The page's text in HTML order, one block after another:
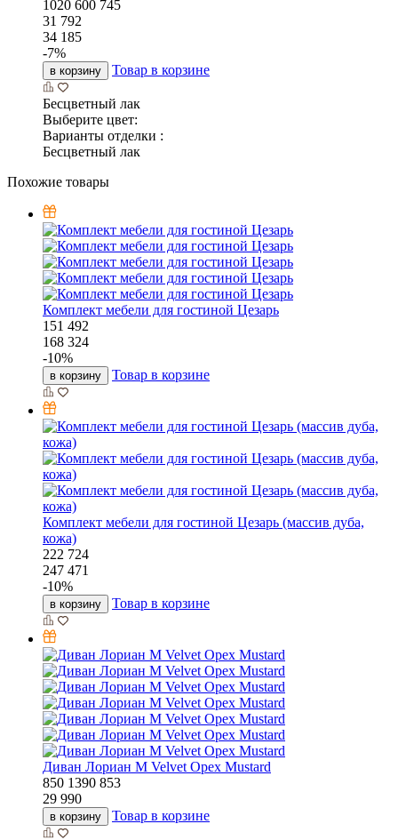
1020 600 745
31 792
34 185
-7%
в корзину Товар в корзине
Бесцветный лак
Выберите цвет:
Варианты отделки :
Бесцветный лак
Похожие товары
Комплект мебели для гостиной Цезарь
151 492
168 324
-10%
в корзину Товар в корзине
Комплект мебели для гостиной Цезарь (массив дуба,
кожа)
222 724
247 471
-10%
в корзину Товар в корзине
Диван Лориан М Velvet Орех Mustard
850 1390 853
29 990
в корзину Товар в корзине